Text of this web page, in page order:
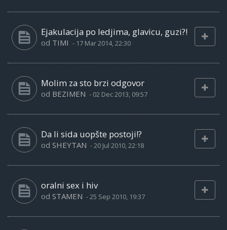
Ejakulacija po ledjima, glavicu, guzi?!
od TIMI - 17 Mar 2014, 22:30
Molim za sto brzi odgovor
od BEZIMEN - 02 Dec 2013, 09:57
Da li sida uopšte postoji!?
od SHEYTAN -20 Jul 2010, 22:18
oralni sex i hiv
od STAMEN -25 Sep 2010, 19:37